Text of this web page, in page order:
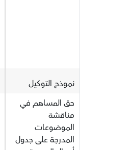
نموذج التوكيل
حق المساهم في
مناقشة
الموضوعات
المدرجة على جدول